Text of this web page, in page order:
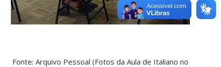
Fonte: Arquivo Pessoal (Fotos da Aula de Italiano no